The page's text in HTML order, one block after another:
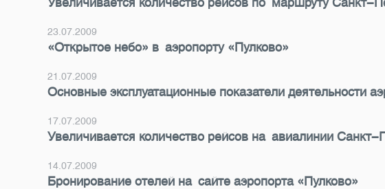
Увеличивается количество рейсов по маршруту
23.07.2009
«Открытое небо» в аэропорту «Пулково»
21.07.2009
Основные эксплуатационные показатели деятельности
17.07.2009
Увеличивается количество рейсов на авиалинии
14.07.2009
Бронирование отелей на сайте аэропорта «Пулково»